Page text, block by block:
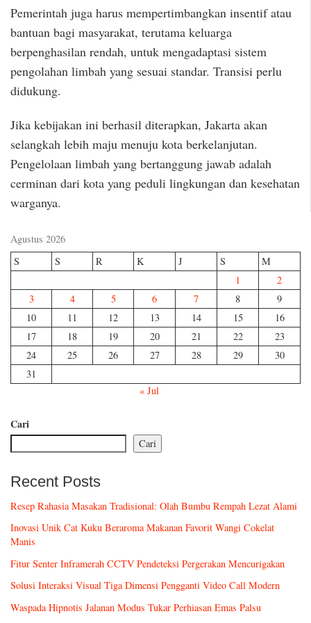
Pemerintah juga harus mempertimbangkan insentif atau
bantuan bagi masyarakat, terutama keluarga
berpenghasilan rendah, untuk mengadaptasi sistem
pengolahan limbah yang sesuai standar. Transisi perlu
didukung.
Jika kebijakan ini berhasil diterapkan, Jakarta akan
selangkah lebih maju menuju kota berkelanjutan.
Pengelolaan limbah yang bertanggung jawab adalah
cerminan dari kota yang peduli lingkungan dan kesehatan
warganya.
Agustus 2026
S
S R K J S
M
1
2
3
4 5 6 7 8
9
10
11 12 13 14 15
16
17
18 19 20 21 22
23
24
25 26 27 28 29
30
31
« Jul
Cari
Cari
Recent Posts
Resep Rahasia Masakan Tradisional: Olah Bumbu Rempah Lezat Alami
Inovasi Unik Cat Kuku Beraroma Makanan Favorit Wangi Cokelat
Manis
Fitur Senter Inframerah CCTV Pendeteksi Pergerakan Mencurigakan
Solusi Interaksi Visual Tiga Dimensi Pengganti Video Call Modern
Waspada Hipnotis Jalanan Modus Tukar Perhiasan Emas Palsu